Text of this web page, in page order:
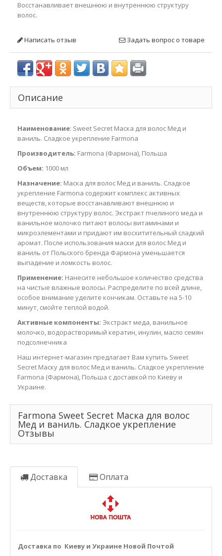
Восстанавливает внешнюю и внутреннюю структуру
волос.
Написать отзыв Задать вопрос о товаре
Описание
Наименование: Sweet Secret Маска для волос Мед и
ваниль. Сладкое укрепление Farmona
Производитель: Farmona (Фармона), Польша
Объем: 1000 мл
Назначение: Маска для волос Мед и ваниль. Сладкое
укрепление Farmona содержит комплекс активных
веществ, которые восстанавливают внешнюю и
внутреннюю структуру волос. Экстракт пчелиного меда и
ванильное молочко питают волосы витаминами и
микроэлементами и придают им восхитительный сладкий
аромат. После использования маски для волос Мед и
ваниль от Польского бренда Фармона уменьшается
выпадение и ломкость волос.
Применение: Нанесите небольшое количество средства
на чистые влажные волосы. Распределите по всей длине,
особое внимание уделите кончикам. Оставьте на 5-10
минут, смойте теплой водой.
Активные компоненты: Экстракт меда, ванильное
молочко, водорастворимый кератин, инулин, масло семян
подсолнечника
Наш интернет-магазин предлагает Вам купить Sweet
Secret Маску для волос Мед и ваниль. Сладкое укрепление
Farmona (Фармона), Польша с доставкой по Киеву и
Украине.
Farmona Sweet Secret Маска для волос
Мед и ваниль. Сладкое укрепление
Отзывы
Доставка Оплата
Доставка по Киеву и Украине Новой Почтой